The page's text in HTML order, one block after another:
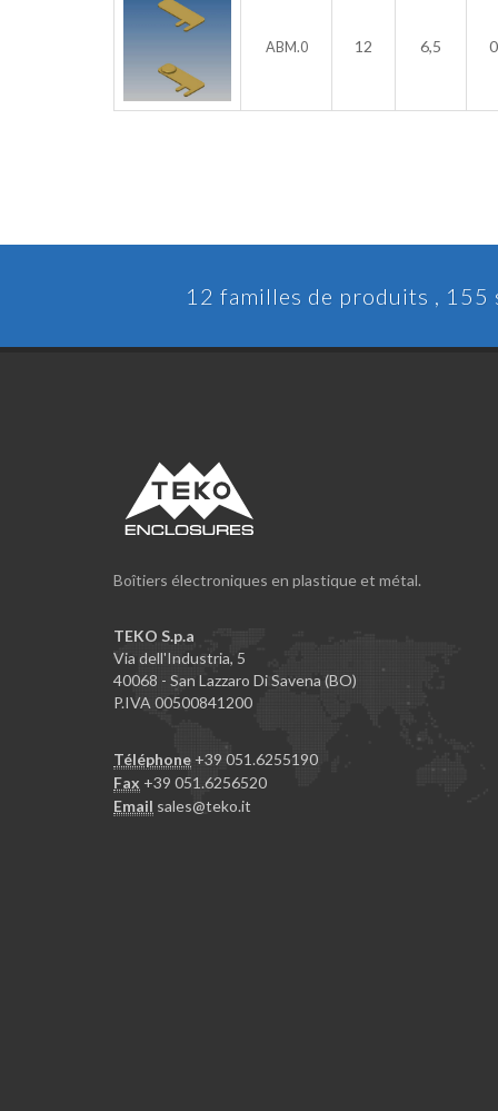
ABM.0 12 6,5
12 familles de produits , 155
Boîtiers électroniques en plastique et métal.
TEKO S.p.a
Via dell'Industria, 5
40068 - San Lazzaro Di Savena (BO)
P.IVA 00500841200
Téléphone +39 051.6255190
Fax +39 051.6256520
Email sales@teko.it